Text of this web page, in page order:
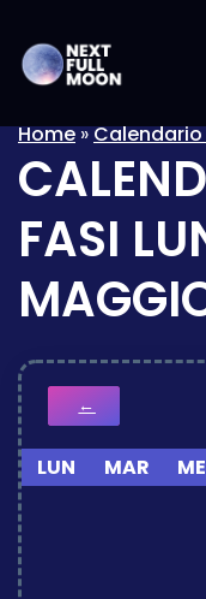
Home»Calendario
FASI
←
LUN MAR